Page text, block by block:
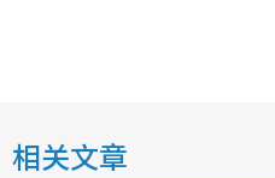
相关文章